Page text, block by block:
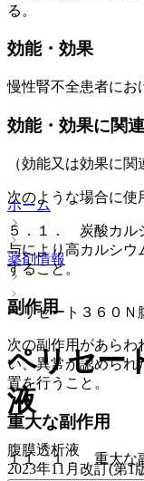
る。
効能・効果
慢性腎不全患者にお
効能・効果に関
（効能又は効果に関
次のような場合に使
５．１． 炭酸カル
与により高カルシウ
すること。
副作用
次の副作用があらわ
い、異常が認められ
置を行うこと。
重大な副作用
１１．１． 重大な
ホーム
薬剤情報
ペリセート３６０Ｎ
ペリセー
液
腹膜透析液
2023年11月改訂(第1